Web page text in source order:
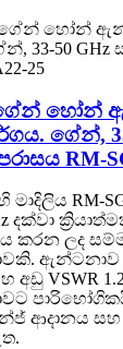
හෝන්
ගේන්,
RM-
මාදිලිය RM-
දක්වා
කරන ලද
ඇන්ටනාව
අඩු VSWR
ආදානය